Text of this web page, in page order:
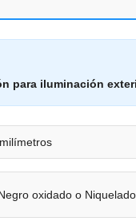
para iluminación
oxidado o